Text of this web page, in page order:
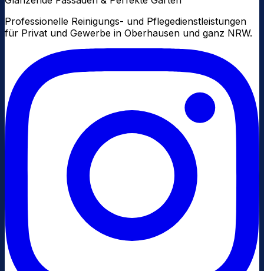
Professionelle Reinigungs- und Pflegedienstleistungen
für Privat und Gewerbe in Oberhausen und ganz NRW.